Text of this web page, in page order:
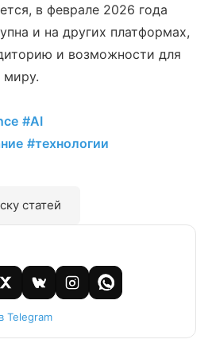
в феврале 2026 года
и на других платформах,
и возможности для
миру.
#AI
#технологии
статей
Telegram